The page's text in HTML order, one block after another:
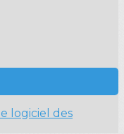
logiciel des